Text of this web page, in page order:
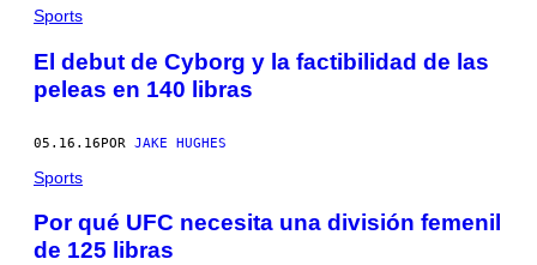
Sports
El debut de Cyborg y la factibilidad de las
peleas en 140 libras
05.16.16POR JAKE HUGHES
Sports
Por qué UFC necesita una división femenil
de 125 libras